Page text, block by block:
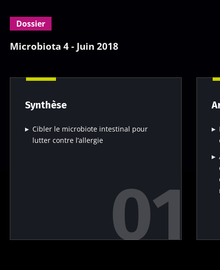
Dossier
Microbiota 4 - Juin 2018
Synthèse
Cibler le microbiote intestinal pour
lutter contre l’allergie